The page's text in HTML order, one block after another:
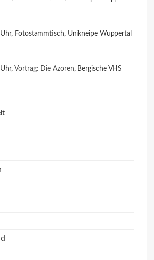
Fotostammtisch, Unikneipe Wuppertal
Vortrag: Die Azoren, Bergische VHS